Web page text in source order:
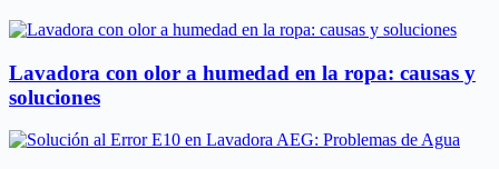
Lavadora con olor a humedad en la ropa: causas y
soluciones